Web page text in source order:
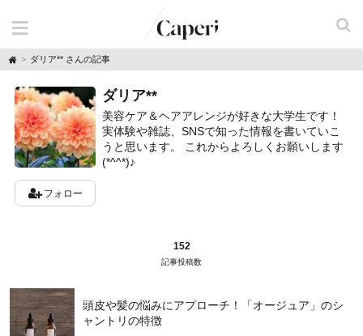
H
o
e
ダリア** さんの記事
フォロー
ダリア**
美容ケア＆ヘアアレンジが好きな大学生です！
実体験や雑誌、SNSで知った情報を書いていこ
うと思います。 これからよろしくお願いします
(*^^*)♪
152
記事投稿数
頭皮や髪の悩みにアプローチ！「オージュア」のシ
ャントリの特徴